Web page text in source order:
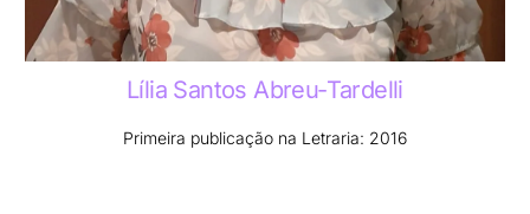
Lília Santos Abreu-Tardelli
Primeira publicação na Letraria: 2016